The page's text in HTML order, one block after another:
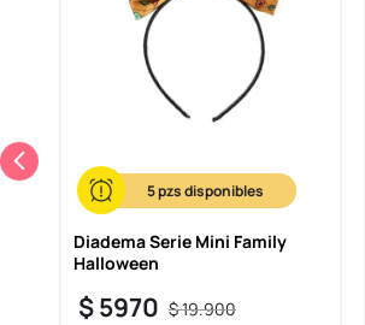
5
Diadema Serie Mini Family
Halloween
$19.900
$5970